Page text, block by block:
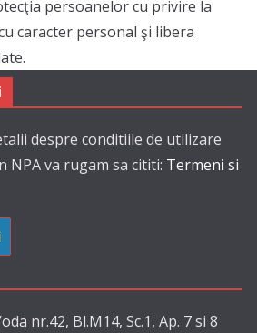
persoanelor cu privire la
caracter personal şi libera
despre conditiile de utilizare
NPA va rugam sa cititi: Termeni si
nr.42, Bl.M14, Sc.1, Ap. 7 si 8